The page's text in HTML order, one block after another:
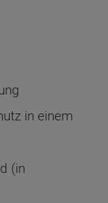
in einem
(in